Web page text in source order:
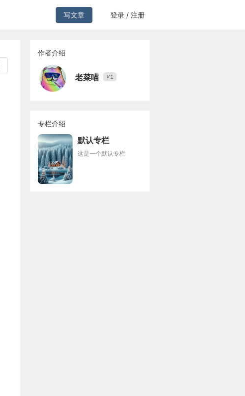
写文章 登录 / 注册
作者介绍
老菜喵 V1
专栏介绍
默认专栏
这是一个默认专栏